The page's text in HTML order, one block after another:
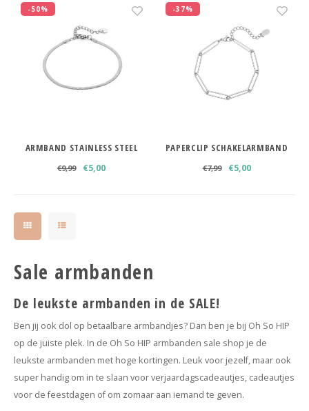
Haarspelden strik
-50%
ARMBAND STAINLESS STEEL
€9,99 €5,00
-37%
PAPERCLIP SCHAKELARMBAND
€7,99 €5,00
Sale armbanden
De leukste armbanden in de SALE!
Ben jij ook dol op betaalbare armbandjes? Dan ben je bij Oh So HIP
op de juiste plek. In de Oh So HIP armbanden sale shop je de
leukste armbanden met hoge kortingen. Leuk voor jezelf, maar ook
super handig om in te slaan voor verjaardagscadeautjes, cadeautjes
voor de feestdagen of om zomaar aan iemand te geven.